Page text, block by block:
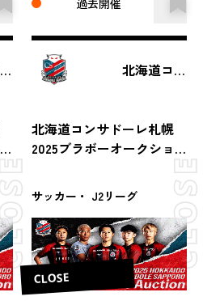
北海道コンサドーレ札幌
CLOSE
過去開催
北海道コンサドーレ札幌
北海道コンサドーレ札幌
2025ブラボーオークショ
栖）
サッカー・ J2リーグ